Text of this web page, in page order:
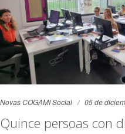
Novas COGAMI Social 05 de
Quince persoas con